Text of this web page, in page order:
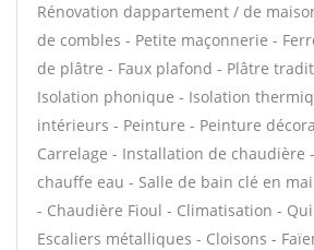
Rénovation dappartement / de
de combles - Petite maçonnerie -
de plâtre - Faux plafond - Plâtre
Isolation phonique - Isolation
intérieurs - Peinture - Peinture
Carrelage - Installation de chaudière
chauffe eau - Salle de bain clé en
- Chaudière Fioul - Climatisation -
Escaliers métalliques - Cloisons -